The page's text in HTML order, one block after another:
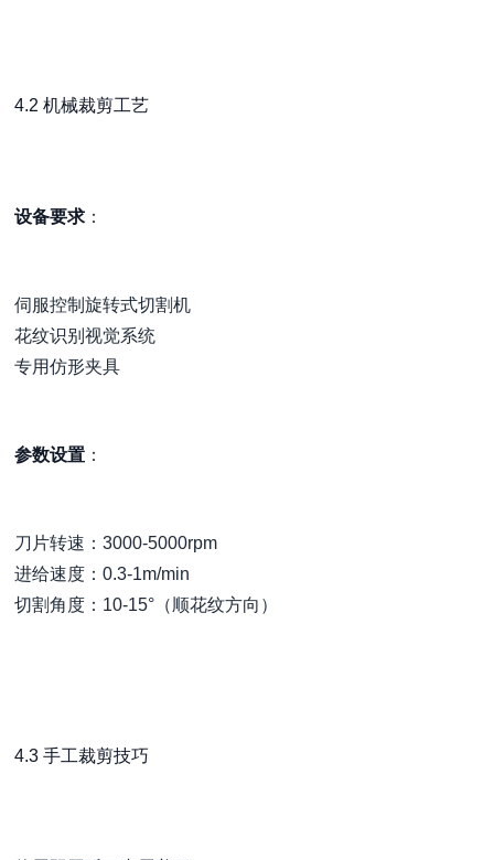
4.2 机械裁剪工艺
设备要求 ：
伺服控制旋转式切割机
花纹识别视觉系统
专用仿形夹具
参数设置 ：
刀片转速：3000-5000rpm
进给速度：0.3-1m/min
切割角度：10-15°（顺花纹方向）
4.3 手工裁剪技巧